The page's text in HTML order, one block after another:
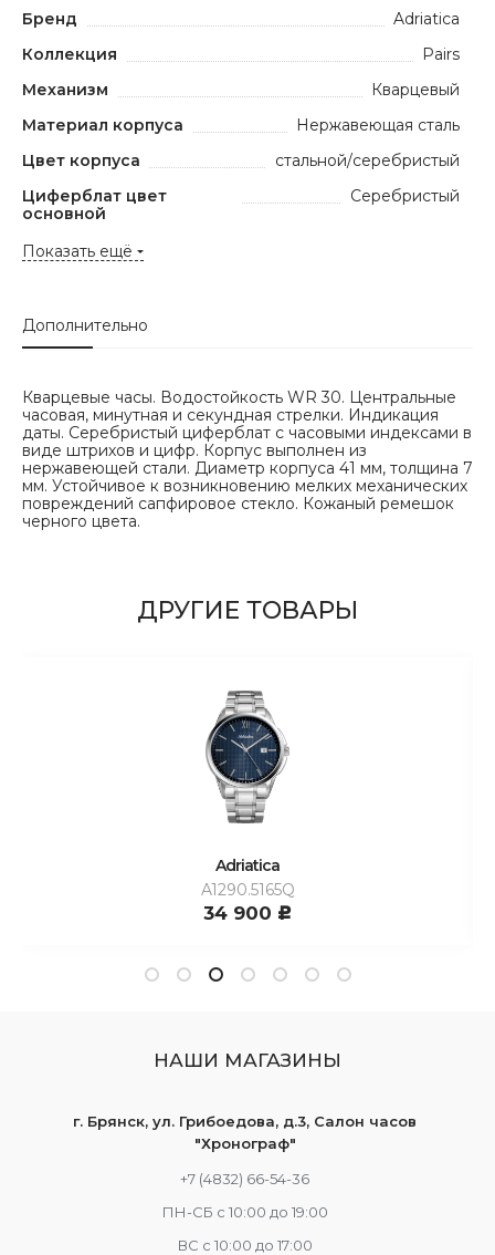
Бренд
Adriatica
Коллекция
Pairs
Механизм
Кварцевый
Материал корпуса
Нержавеющая сталь
Цвет корпуса
стальной/серебристый
Циферблат цвет
основной
Серебристый
Показать ещё
Дополнительно
Кварцевые часы. Водостойкость WR 30. Центральные
часовая, минутная и секундная стрелки. Индикация
даты. Серебристый циферблат с часовыми индексами в
виде штрихов и цифр. Корпус выполнен из
нержавеющей стали. Диаметр корпуса 41 мм, толщина 7
мм. Устойчивое к возникновению мелких механических
повреждений сапфировое стекло. Кожаный ремешок
черного цвета.
ДРУГИЕ ТОВАРЫ
Adriatica
A1290.5165Q
34 900 c
НАШИ МАГАЗИНЫ
г. Брянск, ул. Грибоедова, д.3, Салон часов
"Хронограф"
+7 (4832) 66-54-36
ПН-СБ с 10:00 до 19:00
ВС с 10:00 до 17:00